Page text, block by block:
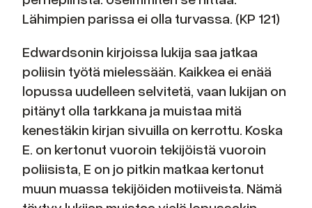
Lähimpien parissa ei olla turvassa. (KP 121)
Edwardsonin kirjoissa lukija saa jatkaa
poliisin työtä mielessään. Kaikkea ei enää
lopussa uudelleen selvitetä, vaan lukijan on
pitänyt olla tarkkana ja muistaa mitä
kenestäkin kirjan sivuilla on kerrottu. Koska
E. on kertonut vuoroin tekijöistä vuoroin
poliisista, E on jo pitkin matkaa kertonut
muun muassa tekijöiden motiiveista. Nämä